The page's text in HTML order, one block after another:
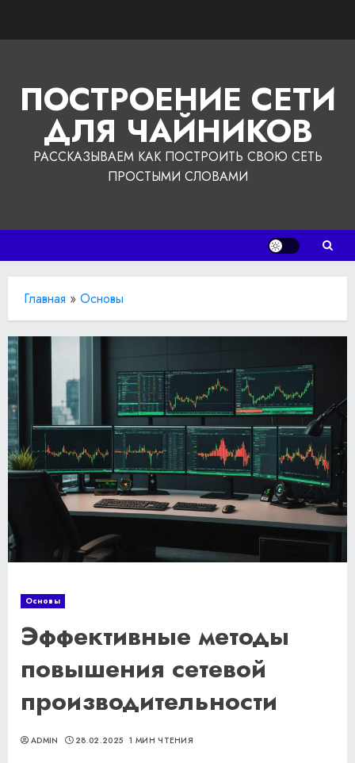
ПОСТРОЕНИЕ СЕТИ
ДЛЯ ЧАЙНИКОВ
РАССКАЗЫВАЕМ КАК ПОСТРОИТЬ СВОЮ СЕТЬ
ПРОСТЫМИ СЛОВАМИ
Главная » Основы
Основы
Эффективные методы
повышения сетевой
производительности
ADMIN 28.02.2025 1 МИН ЧТЕНИЯ